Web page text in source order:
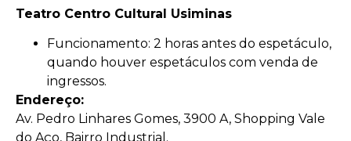
Teatro Centro Cultural Usiminas
Funcionamento: 2 horas antes do espetáculo,
quando houver espetáculos com venda de
ingressos.
Endereço:
Av. Pedro Linhares Gomes, 3900 A, Shopping Vale
do Aço, Bairro Industrial.